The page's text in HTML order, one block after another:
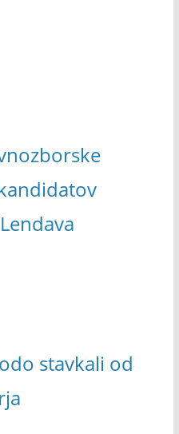
stavkali od